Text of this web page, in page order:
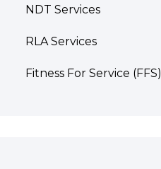
NDT Services
RLA Services
Fitness For Service (FFS)